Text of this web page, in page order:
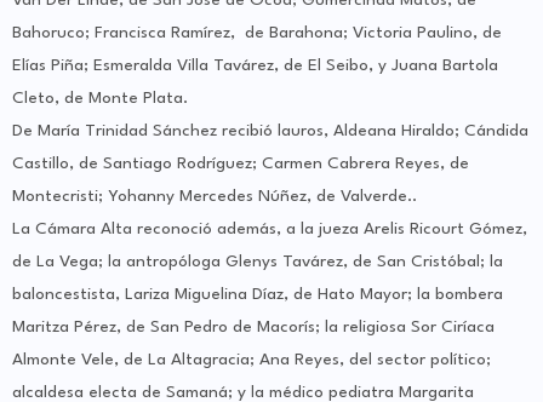
Bahoruco; Francisca Ramírez, de Barahona; Victoria Paulino, de
Elías Piña; Esmeralda Villa Tavárez, de El Seibo, y Juana Bartola
Cleto, de Monte Plata.
De María Trinidad Sánchez recibió lauros, Aldeana Hiraldo; Cándida
Castillo, de Santiago Rodríguez; Carmen Cabrera Reyes, de
Montecristi; Yohanny Mercedes Núñez, de Valverde..
La Cámara Alta reconoció además, a la jueza Arelis Ricourt Gómez,
de La Vega; la antropóloga Glenys Tavárez, de San Cristóbal; la
baloncestista, Lariza Miguelina Díaz, de Hato Mayor; la bombera
Maritza Pérez, de San Pedro de Macorís; la religiosa Sor Ciríaca
Almonte Vele, de La Altagracia; Ana Reyes, del sector político;
alcaldesa electa de Samaná; y la médico pediatra Margarita